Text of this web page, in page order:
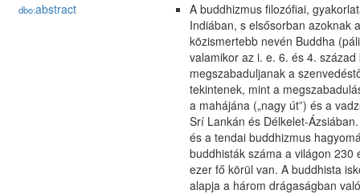
dbo:abstract
A buddhizmus filozófiai,
Indiában, s elsősorban azoknak
közismertebb nevén Buddha
valamikor az i. e. 6. és 4.
megszabaduljanak a
tekintenek, mint a
a mahájána („nagy út”) és a
Srí Lankán és Délkelet-
és a tendai buddhizmus
buddhisták száma a világon
ezer fő körül van. A buddhista
alapja a három drágaságban